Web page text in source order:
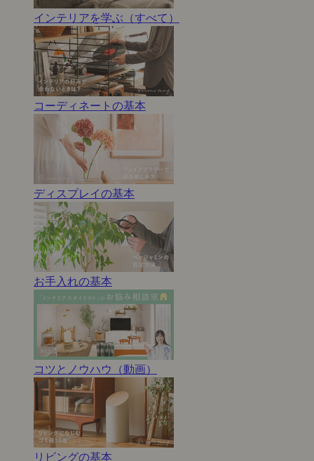
インテリアを学ぶ（すべて）
コーディネートの基本
ディスプレイの基本
お手入れの基本
コツとノウハウ（動画）
リビングの基本